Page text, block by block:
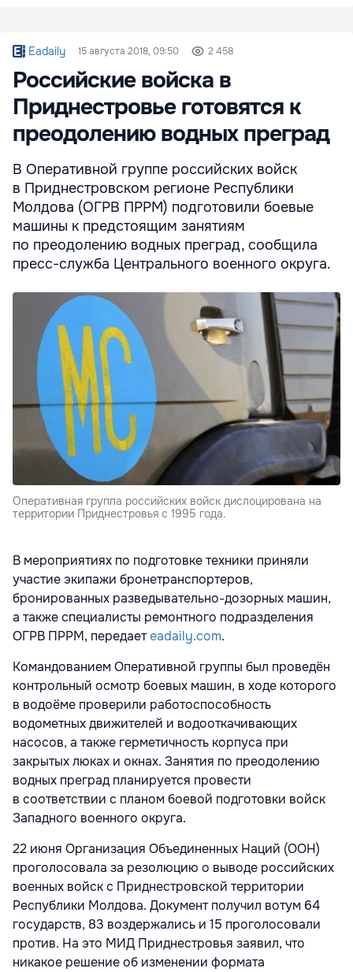
Eadaily 15 августа 2018, 09:50 2 458
Российские войска в
Приднестровье готовятся к
преодолению водных преград
В Оперативной группе российских войск
в Приднестровском регионе Республики
Молдова (ОГРВ ПРРМ) подготовили боевые
машины к предстоящим занятиям
по преодолению водных преград, сообщила
пресс-служба Центрального военного округа.
Оперативная группа российских войск дислоцирована на
территории Приднестровья с 1995 года.
В мероприятиях по подготовке техники приняли
участие экипажи бронетранспортеров,
бронированных разведывательно-дозорных машин,
а также специалисты ремонтного подразделения
ОГРВ ПРРМ, передаетeadaily.com.
Командованием Оперативной группы был проведён
контрольный осмотр боевых машин, в ходе которого
в водоёме проверили работоспособность
водометных движителей и водооткачивающих
насосов, а также герметичность корпуса при
закрытых люках и окнах. Занятия по преодолению
водных преград планируется провести
в соответствии с планом боевой подготовки войск
Западного военного округа.
22 июня Организация Объединенных Наций (ООН)
проголосовала за резолюцию о выводе российских
военных войск с Приднестровской территории
Республики Молдова. Документ получил вотум 64
государств, 83 воздержались и 15 проголосовали
против. На это МИД Приднестровья заявил, что
никакое решение об изменении формата